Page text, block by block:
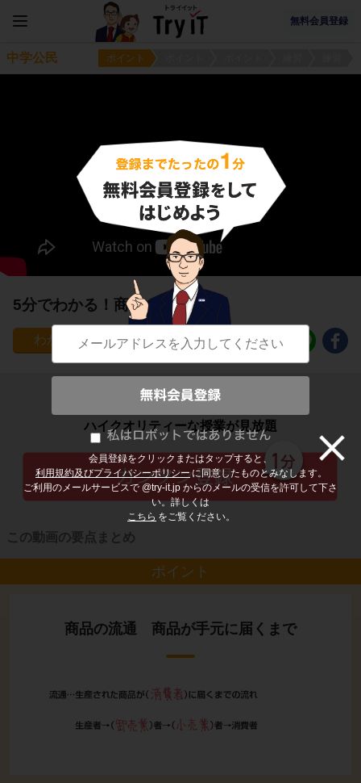
無料会員登録
会員登録をクリックまたはタップすると、
利用規約及びプライバシーポリシー に同意したものとみなします。
ご利用のメールサービスで @try-it.jp からのメールの受信を許可して下さ
い。詳しくは
こちら をご覧ください。
中学公民 ポイント
5分でわかる！商品の流通
236
子どもの勉強から大人の学び直しまで
ハイクオリティーな授業が見放題
この動画の要点まとめ
ポイント
商品の流通 商品が手元に届くまで